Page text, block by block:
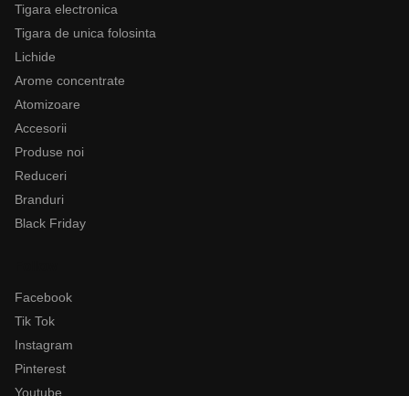
Tigara electronica
Tigara de unica folosinta
Lichide
Arome concentrate
Atomizoare
Accesorii
Produse noi
Reduceri
Branduri
Black Friday
Facebook
Tik Tok
Instagram
Pinterest
Youtube